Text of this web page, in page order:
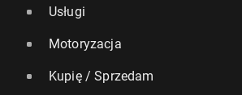
Usługi
Motoryzacja
Kupię / Sprzedam